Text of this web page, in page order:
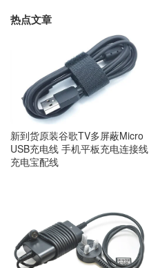
热点文章
新到货原装谷歌TV多屏蔽Micro
USB充电线 手机平板充电连接线
充电宝配线